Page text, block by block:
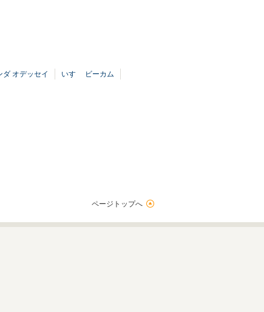
ダ オデッセイ
いすゞ ビーカム
ページトップへ